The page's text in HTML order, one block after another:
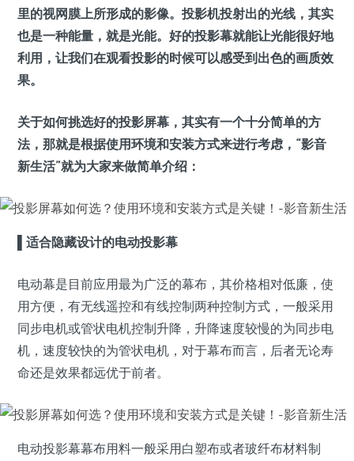
里的视网膜上所形成的影像。投影机投射出的光线，其实
也是一种能量，就是光能。好的投影幕就能让光能很好地
利用，让我们在观看投影的时候可以感受到出色的画质效
果。
关于如何挑选好的投影屏幕，其实有一个十分简单的方
法，那就是根据使用环境和安装方式来进行考虑，“影音
新生活”就为大家来做简单介绍：
适合隐藏设计的电动投影幕
电动幕是目前应用最为广泛的幕布，其价格相对低廉，使
用方便，有无线遥控和有线控制两种控制方式，一般采用
同步电机或管状电机控制升降，升降速度较慢的为同步电
机，速度较快的为管状电机，对于幕布而言，后者无论寿
命还是效果都远优于前者。
电动投影幕幕布用料一般采用白塑布或者玻纤布材料制